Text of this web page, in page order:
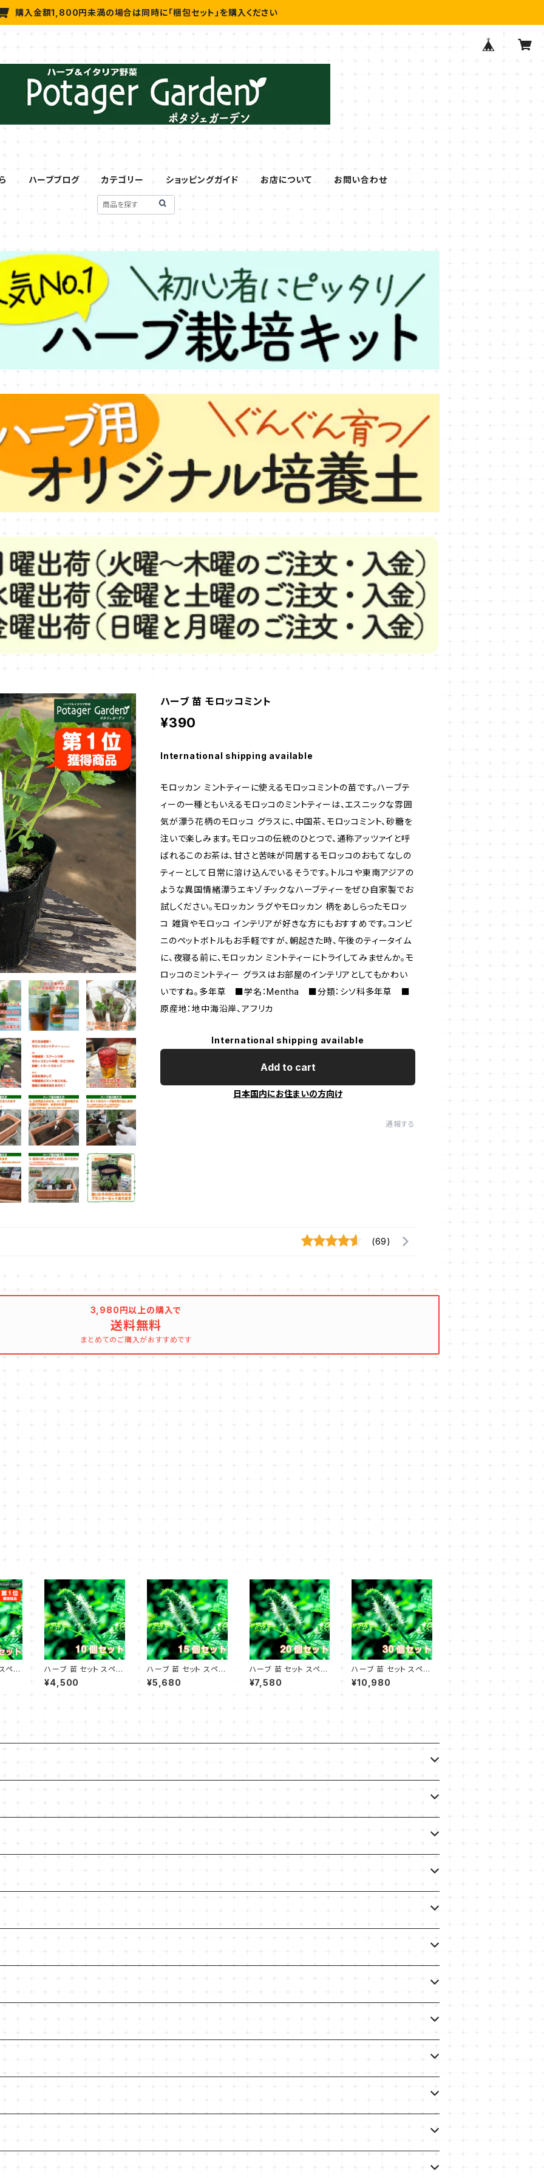
購入金額1,800円未満の場合は同時に「梱包セット」を購入ください
ハーブブログ カテゴリー ショッピングガイド お店について お問い合わせ
ハーブ 苗 モロッコミント
¥390
International shipping available
モロッカン ミントティーに使えるモロッコミントの苗です。ハーブテ
ィーの一種ともいえるモロッコのミントティーは、エスニックな雰囲
気が漂う花柄のモロッコ グラスに、中国茶、モロッコミント、砂糖を
注いで楽しみます。モロッコの伝統のひとつで、通称アッツァイと呼
ばれるこのお茶は、甘さと苦味が同居するモロッコのおもてなしの
ティーとして日常に溶け込んでいるそうです。トルコや東南アジアの
ような異国情緒漂うエキゾチックなハーブティーをぜひ自家製でお
試しください。モロッカン ラグやモロッカン 柄をあしらったモロッ
コ 雑貨やモロッコ インテリアが好きな方にもおすすめです。コンビ
ニのペットボトルもお手軽ですが、朝起きた時、午後のティータイム
に、夜寝る前に、モロッカン ミントティーにトライしてみませんか。モ
ロッコのミントティー グラスはお部屋のインテリアとしてもかわい
いですね。多年草 ■学名：Mentha ■分類：シソ科多年草 ■
原産地：地中海沿岸、アフリカ
International shipping available
Add to cart
日本国内にお住まいの方向け
通報する
(69)
3,980円以上の購入で
送料無料
まとめてのご購入がおすすめです
ペア
ハーブ 苗 セット スペア
ミント 10個
¥4,500
ハーブ 苗 セット スペア
ミント 15個
¥5,680
ハーブ 苗 セット スペア
ミント 20個
¥7,580
ハーブ 苗 セット スペア
ミント 30個
¥10,980